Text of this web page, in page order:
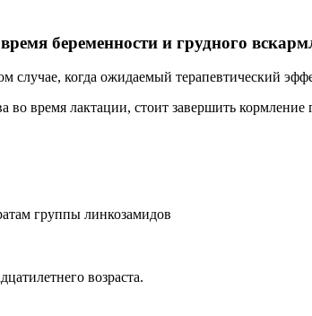
беременности и грудного
случае, когда ожидаемый терапевтический
во время лактации, стоит завершить кормление
группы линкозамидов
возраста.